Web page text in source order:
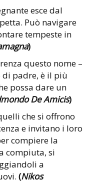
esce dal
Può navigare
tempeste in
)
questo nome –
di padre, è il più
possa dare un
De Amicis)
che si offrono
e invitano i loro
compiere la
compiuta, si
a
(Nikos